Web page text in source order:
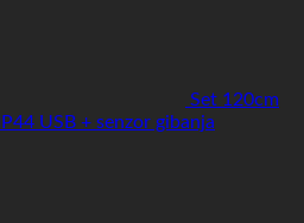
Set 120cm
USB + senzor gibanja